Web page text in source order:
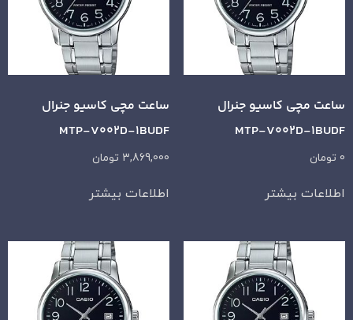
ساعت مچی کاسیو جنرال
MTP-V002D-1BUDF
0 تومان
اطلاعات بیشتر
ساعت مچی کاسیو جنرال
MTP-V002D-1BUDF
3,869,000 تومان
اطلاعات بیشتر